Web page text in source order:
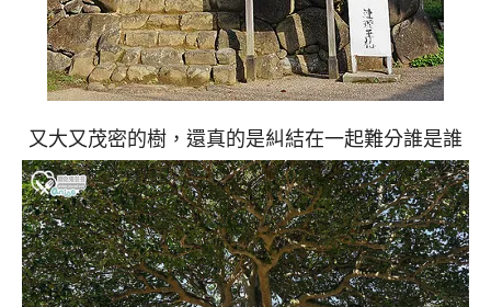
又大又茂密的樹，還真的是糾結在一起難分誰是誰